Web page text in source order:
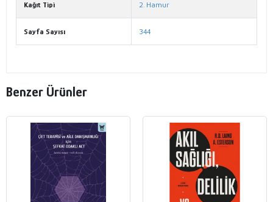
Kağıt Tipi 2. Hamur
Sayfa Sayısı 344
Benzer Ürünler